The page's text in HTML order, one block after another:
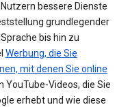
bessere Dienste
grundlegender
bis hin zu
Werbung, die Sie
mit denen Sie online
YouTube-Videos, die Sie
erhebt und wie diese